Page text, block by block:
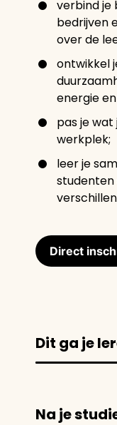
verbind je
bedrijven
over de
ontwikkel
energie
pas je
werkplek;
leer je
studenten
Direct
Dit ga je
Na je